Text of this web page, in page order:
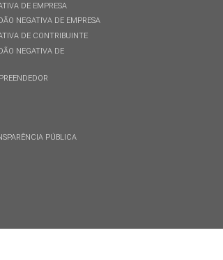
DE EMPRESA
NEGATIVA DE EMPRESA
DE CONTRIBUINTE
NEGATIVA DE
PÚBLICA